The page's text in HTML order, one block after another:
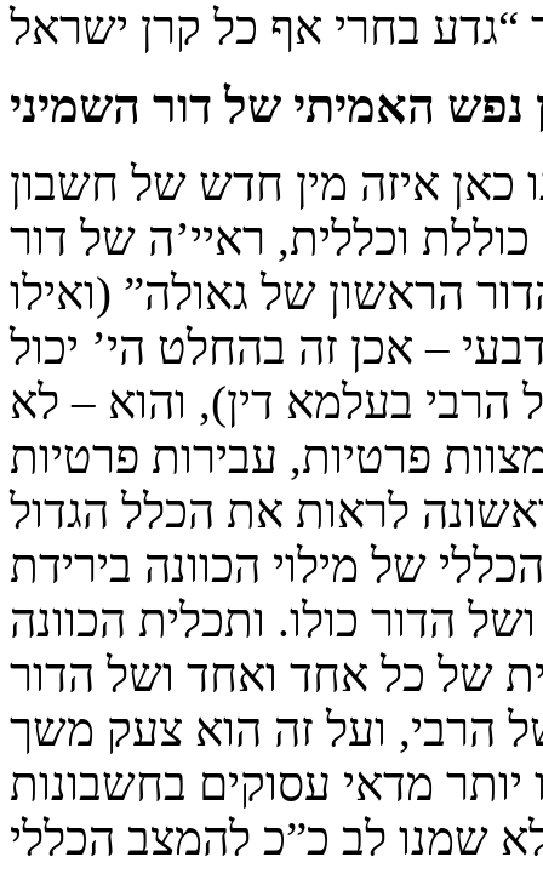
נפש האמיתי של דור השמיני
כאן איזה מין חדש של חשבון
וכללית, ראיי’ה של דור
הראשון של גאולה” (ואילו
– אכן זה בהחלט הי’ יכול
בעלמא דין), והוא – לא
פרטיות, עבירות פרטיות
לראות את הכלל הגדול
של מילוי הכוונה בירידת
הדור כולו. ותכלית הכוונה
של כל אחד ואחד ושל הדור
הרבי, ועל זה הוא צעק משך
יותר מדאי עסוקים בחשבונות